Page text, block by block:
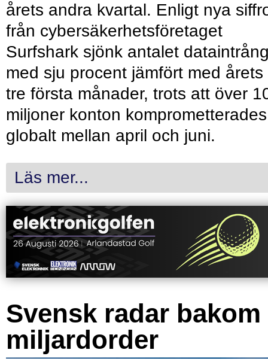
årets andra kvartal. Enligt nya
från cybersäkerhetsföretaget
Surfshark sjönk antalet
med sju procent jämfört med årets
tre första månader, trots att över
miljoner konton komprometterades
globalt mellan april och juni.
Läs mer...
Svensk radar bakom
miljardorder